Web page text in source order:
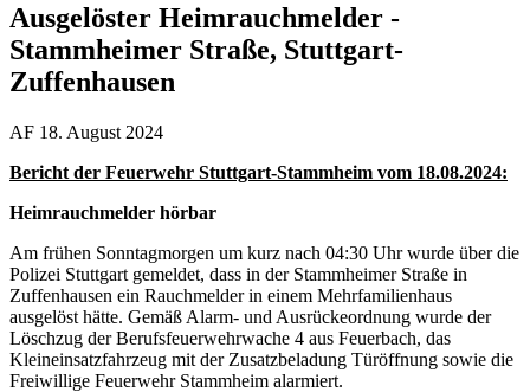
Ausgelöster Heimrauchmelder -
Stammheimer Straße, Stuttgart-
Zuffenhausen
AF 18. August 2024
Bericht der Feuerwehr Stuttgart-Stammheim vom 18.08.2024:
Heimrauchmelder hörbar
Am frühen Sonntagmorgen um kurz nach 04:30 Uhr wurde über die
Polizei Stuttgart gemeldet, dass in der Stammheimer Straße in
Zuffenhausen ein Rauchmelder in einem Mehrfamilienhaus
ausgelöst hätte. Gemäß Alarm- und Ausrückeordnung wurde der
Löschzug der Berufsfeuerwehrwache 4 aus Feuerbach, das
Kleineinsatzfahrzeug mit der Zusatzbeladung Türöffnung sowie die
Freiwillige Feuerwehr Stammheim alarmiert.